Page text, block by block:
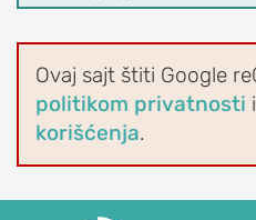
udruženju
OrthoExpert
Education
AKTIVNOSTI
Ovaj sajt štiti Google
politikom privatnosti i
korišćenja.